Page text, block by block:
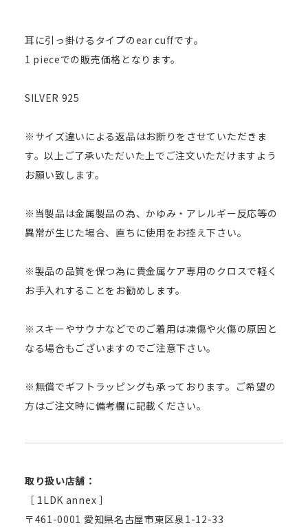
耳に引っ掛けるタイプのear cuffです。
1 pieceでの販売価格となります。
SILVER 925
※サイズ違いによる返品はお断りをさせていただきま
す。以上ご了承いただいた上でご注文いただけますよう
お願い致します。
※当製品は金属製品の為、かゆみ・アレルギー反応等の
異常が生じた場合、直ちに使用をお控え下さい。
※製品の品質を保つ為に貴金属ケア専用のクロスで軽く
お手入れすることをお勧めします。
※スキーやサウナなどでのご着用は凍傷や火傷の原因と
なる場合もございますのでご注意下さい。
※無償でギフトラッピングも承っております。ご希望の
方はご注文時に備考欄に記載ください。
取り扱い店舗：
［ 1LDK annex ］
〒461-0001 愛知県名古屋市東区泉1-12-33